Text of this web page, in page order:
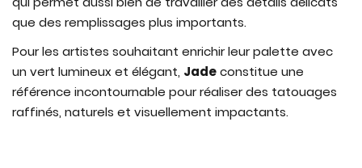
que des remplissages plus importants.
Pour les artistes souhaitant enrichir leur palette avec
un vert lumineux et élégant, Jadeconstitue une
référence incontournable pour réaliser des tatouages
raffinés, naturels et visuellement impactants.